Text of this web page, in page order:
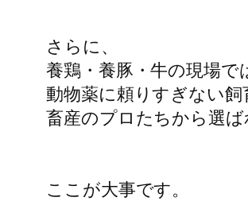
さらに、
養鶏・養豚・牛の現場で
動物薬に頼りすぎない飼
畜産のプロたちから選ば
ここが大事です。